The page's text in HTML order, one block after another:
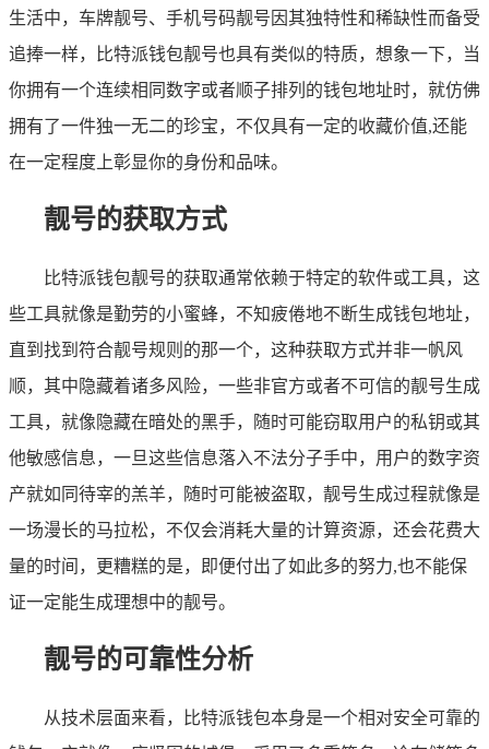
生活中，车牌靓号、手机号码靓号因其独特性和稀缺性而备受
追捧一样，比特派钱包靓号也具有类似的特质，想象一下，当
你拥有一个连续相同数字或者顺子排列的钱包地址时，就仿佛
拥有了一件独一无二的珍宝，不仅具有一定的收藏价值,还能
在一定程度上彰显你的身份和品味。
靓号的获取方式
比特派钱包靓号的获取通常依赖于特定的软件或工具，这
些工具就像是勤劳的小蜜蜂，不知疲倦地不断生成钱包地址，
直到找到符合靓号规则的那一个，这种获取方式并非一帆风
顺，其中隐藏着诸多风险，一些非官方或者不可信的靓号生成
工具，就像隐藏在暗处的黑手，随时可能窃取用户的私钥或其
他敏感信息，一旦这些信息落入不法分子手中，用户的数字资
产就如同待宰的羔羊，随时可能被盗取，靓号生成过程就像是
一场漫长的马拉松，不仅会消耗大量的计算资源，还会花费大
量的时间，更糟糕的是，即便付出了如此多的努力,也不能保
证一定能生成理想中的靓号。
靓号的可靠性分析
从技术层面来看，比特派钱包本身是一个相对安全可靠的